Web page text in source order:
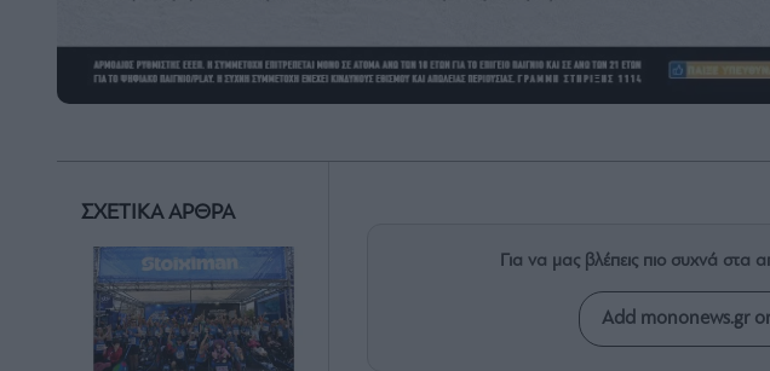
ΣΧΕΤΙΚΑ ΑΡΘΡΑ
Για να μας βλέπεις πιο συχνά στα
Add mononews.gr